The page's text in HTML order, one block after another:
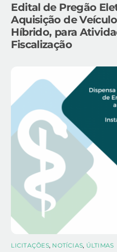
Edital de Pregão
Aquisição de
Híbrido, para
Fiscalização
LICITAÇÕES, NOTÍCIAS, ÚLTIMAS